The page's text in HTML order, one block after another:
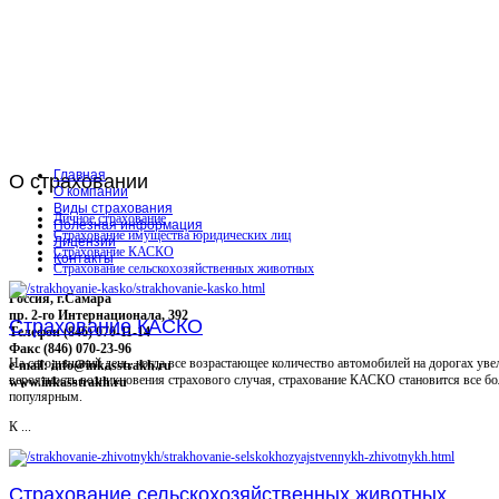
О страховании
Личное страхование
Страхование имущества юридических лиц
Страхование КАСКО
Страхование сельскохозяйственных животных
Россия, г.Самара
пр. 2-го Интернационала, 392
Телефон (846) 070-11-14
Факс (846) 070-23-96
e-mail: info@inkasstrakh.ru
www.inkasstrakh.ru
Главная
О компании
Виды страхования
Полезная информация
Лицензии
Контакты
Страхование КАСКО
На сегодняшний день, когда все возрастающее количество автомобилей на дорогах
вероятность возникновения страхового случая, страхование КАСКО становится все
популярным.
К ...
Страхование сельскохозяйственных животных